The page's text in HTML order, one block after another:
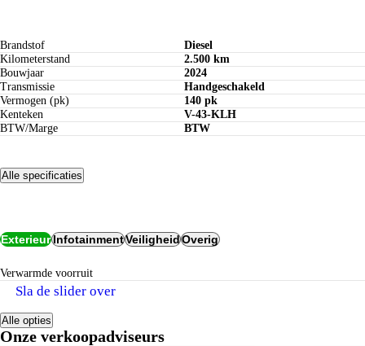
Brandstof
Diesel
Kilometerstand
2.500 km
Bouwjaar
2024
Transmissie
Handgeschakeld
Vermogen (pk)
140 pk
Kenteken
V-43-KLH
BTW/Marge
BTW
Alle specificaties
ExterieurInfotainmentVeiligheidOverig
verwarmde voorruit
Alle opties
Onze verkoopadviseurs
Sla de slider over